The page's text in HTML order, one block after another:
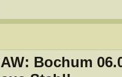
AW: Bochum